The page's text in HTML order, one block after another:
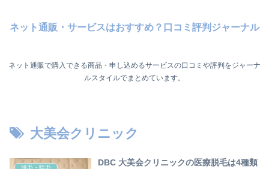
ネット通販・サービスはおすすめ？口コミ評判ジャーナル
ネット通販で購入できる商品・申し込めるサービスの口コミや評判をジャーナ
ルスタイルでまとめています。
大美会クリニック
DBC 大美会クリニックの医療脱毛は4種類